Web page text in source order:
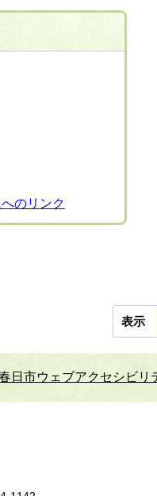
のリンク
表示
日市ウェブアクセシビリ